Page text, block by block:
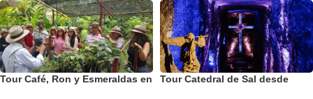
Tour Café, Ron y Esmeraldas en
Tour Catedral de Sal desde